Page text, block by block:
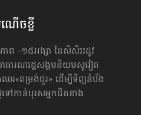
ើច​ខ្លី
ាព -១៥អង្សា នៃសិសិររដូវ
ធារណរដ្ឋ​សង្គមនិយម​សូវៀត
ឈរ«តម្រង់​ជួរ» ដើម្បីទិញនំប័ង
ៅកាន់បុរសអ្នកជិតខាង